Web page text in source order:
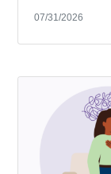
07/31/2026